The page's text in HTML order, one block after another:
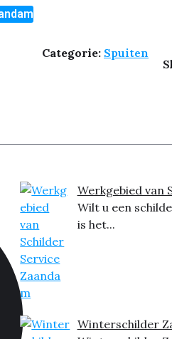
Categorie: Spuiten
Werkgebied van
Wilt u een
is het...
Winterschilder